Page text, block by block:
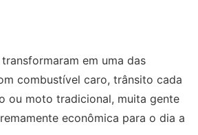
em uma das
combustível caro, trânsito cada
ou moto tradicional, muita gente
econômica para o dia a